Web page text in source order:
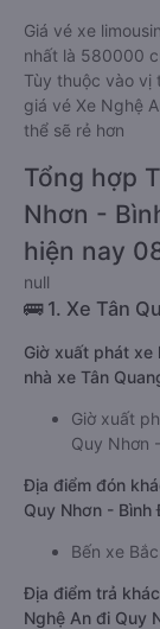
Giá vé xe
nhất là 580000
Tùy thuộc vào vị
giá vé Xe Nghệ
thể sẽ rẻ hơn
Tổng hợp
Nhơn -
hiện nay
null
🚌 1. Xe Tân
Giờ xuất phát xe
nhà xe Tân
Giờ xuất
Quy Nhơn
Địa điểm đón
Quy Nhơn - Bình
Bến xe
Địa điểm trả
Nghệ An đi Quy